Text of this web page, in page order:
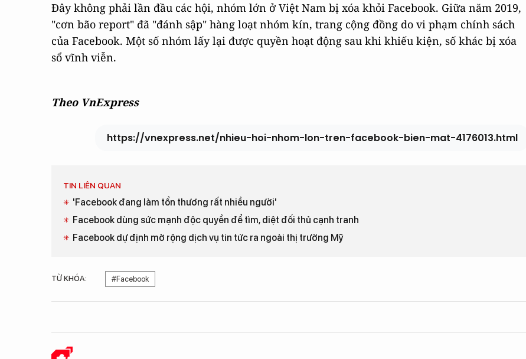
Đây không phải lần đầu các hội, nhóm lớn ở Việt Nam bị xóa khỏi Facebook. Giữa năm 2019,
"cơn bão report" đã "đánh sập" hàng loạt nhóm kín, trang cộng đồng do vi phạm chính sách
của Facebook. Một số nhóm lấy lại được quyền hoạt động sau khi khiếu kiện, số khác bị xóa
sổ vĩnh viễn.
Theo VnExpress
https://vnexpress.net/nhieu-hoi-nhom-lon-tren-facebook-bien-mat-4176013.html
TIN LIÊN QUAN
'Facebook đang làm tổn thương rất nhiều người'
Facebook dùng sức mạnh độc quyền để tìm, diệt đối thủ cạnh tranh
Facebook dự định mở rộng dịch vụ tin tức ra ngoài thị trường Mỹ
TỪ KHÓA: #Facebook